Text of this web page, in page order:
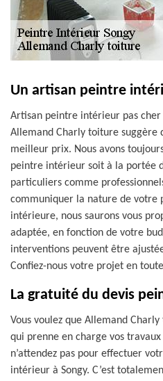
Un artisan peintre
Artisan peintre intérieur pas cher
Allemand Charly toiture suggère
meilleur prix. Nous avons
peintre intérieur soit à la portée
particuliers comme
communiquer la nature de
intérieure, nous saurons vous
adaptée, en fonction de votre
interventions peuvent être
Confiez-nous votre projet en
La gratuité du devis
Vous voulez que Allemand
qui prenne en charge vos
n’attendez pas pour effectuer
intérieur à Songy. C’est